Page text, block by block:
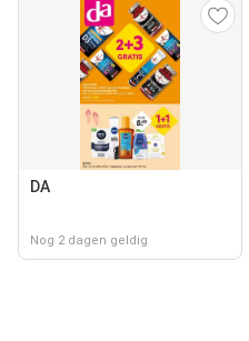
DA
Nog 2 dagen geldig